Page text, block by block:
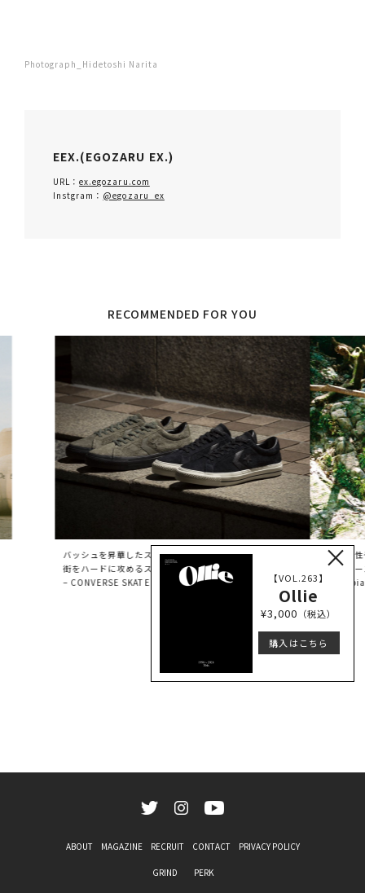
Photograph_Hidetoshi Narita
EEX.(EGOZARU EX.)
URL：ex.egozaru.com
Instgram： @egozaru_ex
RECOMMENDED FOR YOU
バッシュを昇華したスケシューは
街をハードに攻めるスケーターの味方
– CONVERSE SKATEBOARDING –
新たな感
３人のユ
-
ABOUT MAGAZINE RECRUIT CONTACT PRIVACY POLICY
GRIND PERK
【VOL.263】
Ollie
¥3,000 （税込）
購入はこちら
×